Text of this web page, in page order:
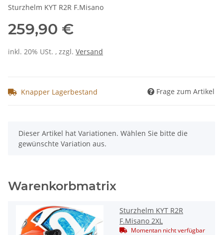
Sturzhelm KYT R2R F.Misano
259,90 €
inkl. 20% USt. , zzgl. Versand
Knapper Lagerbestand Frage zum Artikel
x
Dieser Artikel hat Variationen. Wählen Sie bitte die
gewünschte Variation aus.
Warenkorbmatrix
Sturzhelm KYT R2R
F.Misano 2XL
Momentan nicht verfügbar